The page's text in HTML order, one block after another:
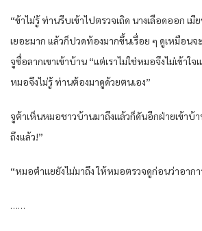
“ข้าไม่รู้ ท่านรีบเข้าไปตรวจเถิด นางเลือดออก เ
เยอะมาก แล้วก็ปวดท้องมากขึ้นเรื่อย ๆ ดูเหมือน
จูซื่อลากเขาเข้าบ้าน “แต่เราไม่ใช่หมอจึงไม่เข้าใ
หมอจึงไม่รู้ ท่านต้องมาดูด้วยตนเอง”
จูต้าเห็นหมอชาวบ้านมาถึงแล้วก็ดันอีกฝ่ายเข้าบ้
ถึงแล้ว!”
“หมอตำแยยังไม่มาถึง ให้หมอตรวจดูก่อนว่าอากา
……